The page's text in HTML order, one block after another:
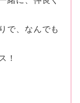
で、なんでも
！